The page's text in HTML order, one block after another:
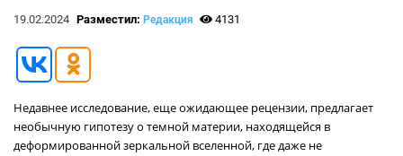
19.02.2024 Разместил: Редакция 4131
Недавнее исследование, еще ожидающее рецензии, предлагает
необычную гипотезу о темной материи, находящейся в
деформированной зеркальной вселенной, где даже не